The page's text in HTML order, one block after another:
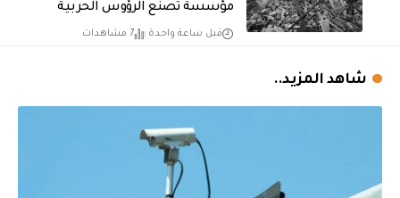
مؤسسة تصنع الرؤوس الحربية
قبل ساعة واحدة 7 مشاهدات
شاهد المزيد..